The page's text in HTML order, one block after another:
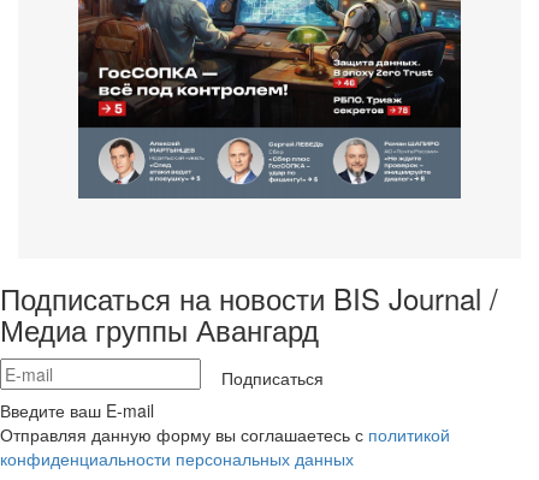
Подписаться на новости BIS Journal /
Медиа группы Авангард
Подписаться
Введите ваш E-mail
Отправляя данную форму вы соглашаетесь с политикой
конфиденциальности персональных данных